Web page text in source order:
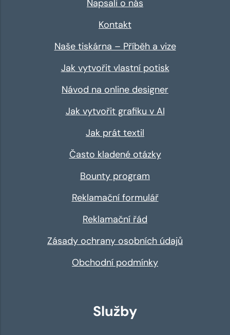
Napsali o nás
Kontakt
Naše tiskárna – Příběh a vize
Jak vytvořit vlastní potisk
Návod na online designer
Jak vytvořit grafiku v AI
Jak prát textil
Často kladené otázky
Bounty program
Reklamační formulář
Reklamační řád
Zásady ochrany osobních údajů
Obchodní podmínky
Služby